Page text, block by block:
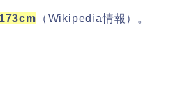
（Wikipedia情報）。